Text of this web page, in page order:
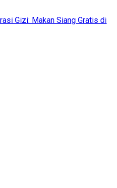
Gizi: Makan Siang Gratis di